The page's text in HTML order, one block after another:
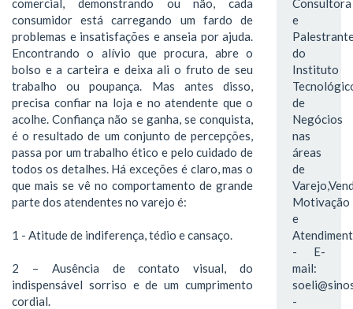
consumidor está carregando um fardo de
problemas e insatisfações e anseia por ajuda.
Encontrando o alívio que procura, abre o
bolso e a carteira e deixa ali o fruto de seu
trabalho ou poupança. Mas antes disso,
precisa confiar na loja e no atendente que o
acolhe. Confiança não se ganha, se conquista,
é o resultado de um conjunto de percepções,
passa por um trabalho ético e pelo cuidado de
todos os detalhes. Há exceções é claro, mas o
que mais se vê no comportamento de grande
parte dos atendentes no varejo é:
1 - Atitude de indiferença, tédio e cansaço.
2 – Ausência de contato visual, do
indispensável sorriso e de um cumprimento
cordial.
e
do
Instituto
de
Negócios
nas
áreas
de
Motivação
e
- E-
mail:
-